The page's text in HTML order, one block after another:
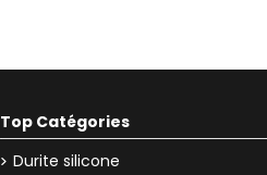
Top Catégories
Durite silicone